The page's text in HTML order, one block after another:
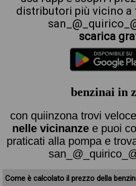
distributori più vicino a
scarica
benzinai in
con quiinzona trovi
nelle vicinanze e puoi
praticati alla pompa e
Come è calcolato il prezzo della